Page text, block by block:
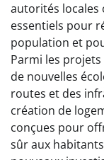
autorités locales
essentiels pour
population et
Parmi les
de nouvelles
routes et des
création de
conçues pour
sûr aux